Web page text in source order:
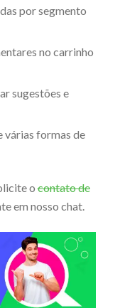
por segmento
no carrinho
sugestões e
várias formas de
ocontato de
em nosso chat.